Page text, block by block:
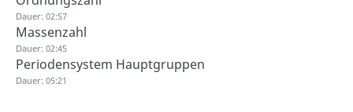
Dauer: 02:57
Massenzahl
Dauer: 02:45
Periodensystem Hauptgruppen
Dauer: 05:21